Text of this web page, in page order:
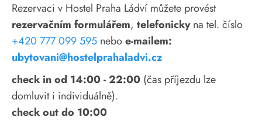
Rezervaci v Hostel Praha Ládví můžete provést
rezervačním formulářem, telefonickyna tel. číslo
+420 777 099 595 neboe-mailem:
ubytovani@hostelprahaladvi.cz
check in od 14:00 - 22:00 (čas příjezdu lze
domluvit i individuálně).
check out do 10:00